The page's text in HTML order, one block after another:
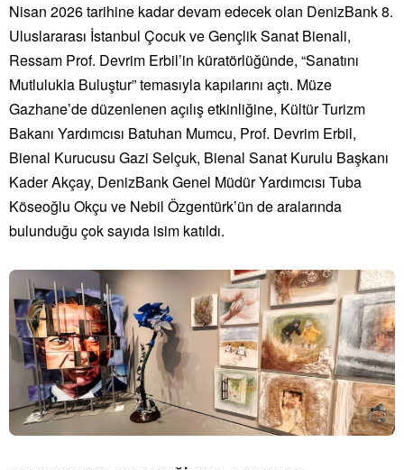
Nisan 2026 tarihine kadar devam edecek olan DenizBank 8.
Uluslararası İstanbul Çocuk ve Gençlik Sanat Bienali,
Ressam Prof. Devrim Erbil’in küratörlüğünde, “Sanatını
Mutlulukla Buluştur” temasıyla kapılarını açtı. Müze
Gazhane’de düzenlenen açılış etkinliğine, Kültür Turizm
Bakanı Yardımcısı Batuhan Mumcu, Prof. Devrim Erbil,
Bienal Kurucusu Gazi Selçuk, Bienal Sanat Kurulu Başkanı
Kader Akçay, DenizBank Genel Müdür Yardımcısı Tuba
Köseoğlu Okçu ve Nebil Özgentürk’ün de aralarında
bulunduğu çok sayıda isim katıldı.